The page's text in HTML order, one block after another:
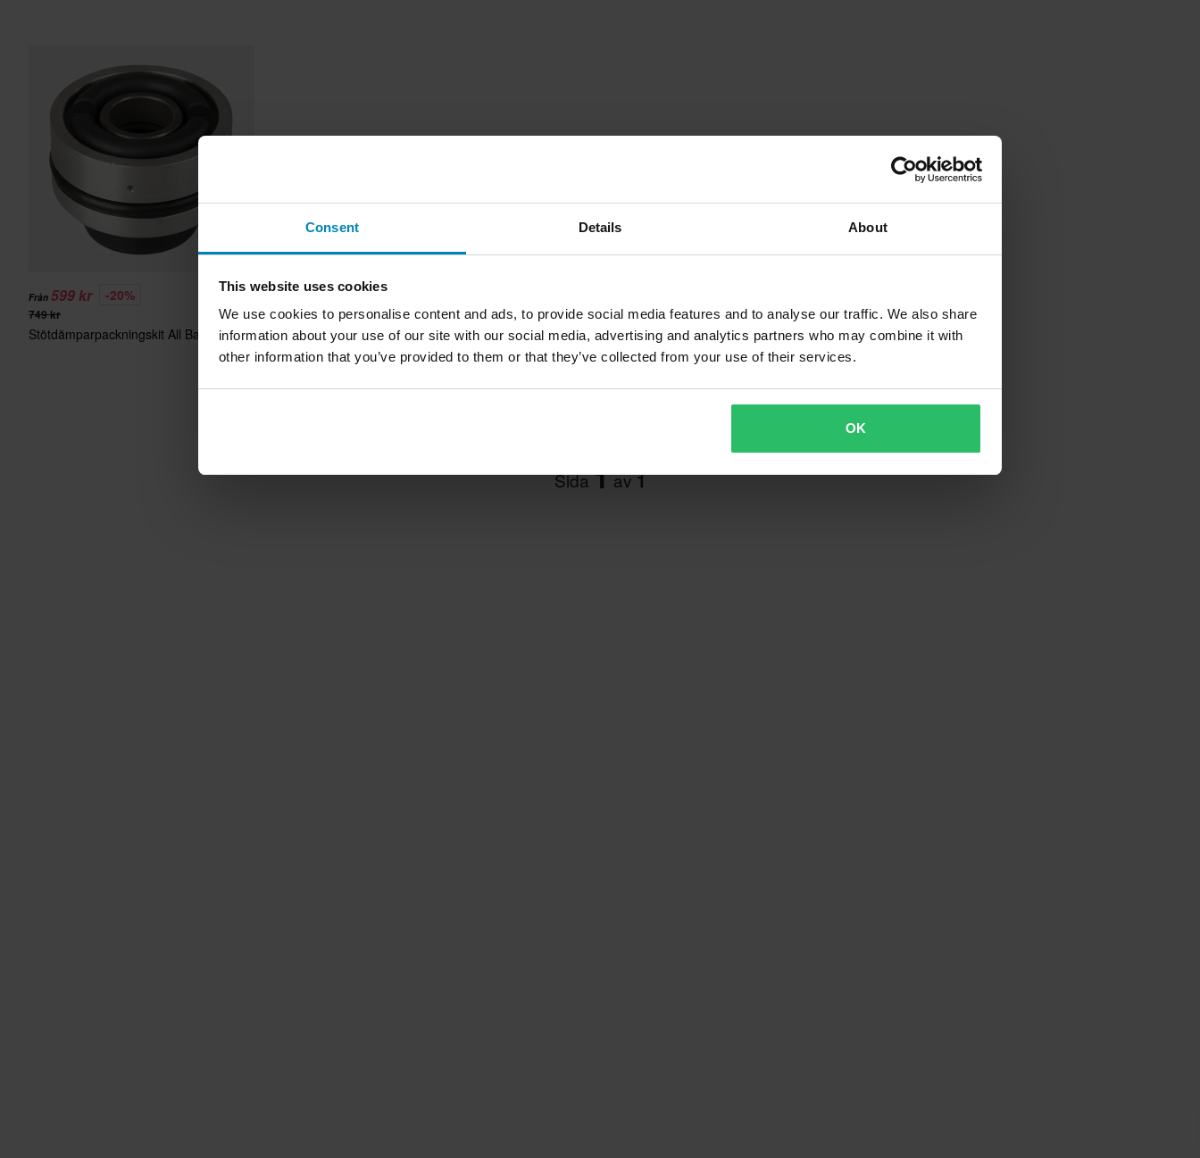
Consent Details About
This website uses cookies
We use cookies to personalise content and ads, to provide social media features and to analyse our traffic. We also share
information about your use of our site with our social media, advertising and analytics partners who may combine it with
other information that you’ve provided to them or that they’ve collected from your use of their services.
OK
Från 599 kr -20%
749 kr
Stötdämparpackningskit All Balls
Sida1av1